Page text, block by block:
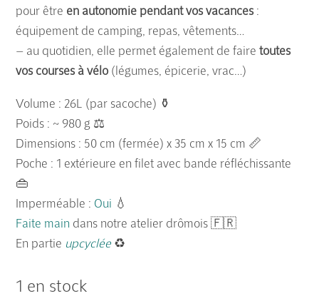
pour être en autonomie pendant vos vacances :
équipement de camping, repas, vêtements…
– au quotidien, elle permet également de faire toutes
vos courses à vélo (légumes, épicerie, vrac…)
Volume : 26L (par sacoche) ⚱️
Poids : ~ 980 g ⚖️
Dimensions : 50 cm (fermée) x 35 cm x 15 cm 📏
Poche : 1 extérieure en filet avec bande réfléchissante
👜
Imperméable : Oui 💧
Faite main dans notre atelier drômois 🇫🇷
En partie upcyclée ♻️
1 en stock